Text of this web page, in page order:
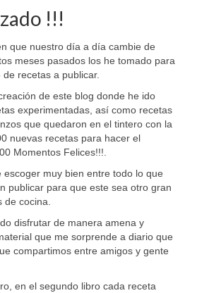
!!!
que nuestro día a día cambie de
meses pasados los he tomado para
recetas a publicar.
de este blog donde he ido
experimentadas, así como recetas
que quedaron en el tintero con la
nuevas recetas para hacer el
Momentos Felices!!!.
muy bien entre todo lo que
publicar para que este sea otro gran
de cocina.
disfrutar de manera amena y
que me sorprende a diario que
compartimos entre amigos y gente
en el segundo libro cada receta